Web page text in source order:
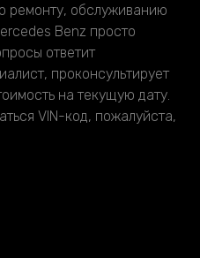
ремонту, обслуживанию
Benz просто
ответит
проконсультирует
на текущую дату.
VIN-код, пожалуйста,